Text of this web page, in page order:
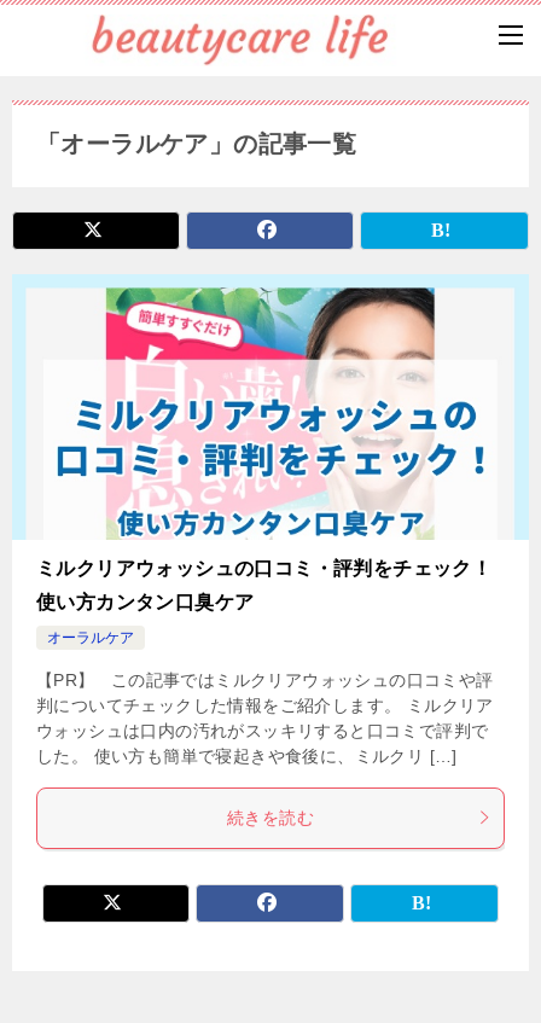
「オーラルケア」の記事一覧
ミルクリアウォッシュの口コミ・評判をチェック！
使い方カンタン口臭ケア
オーラルケア
【PR】 この記事ではミルクリアウォッシュの口コミや評
判についてチェックした情報をご紹介します。 ミルクリア
ウォッシュは口内の汚れがスッキリすると口コミで評判で
した。 使い方も簡単で寝起きや食後に、ミルクリ […]
続きを読む